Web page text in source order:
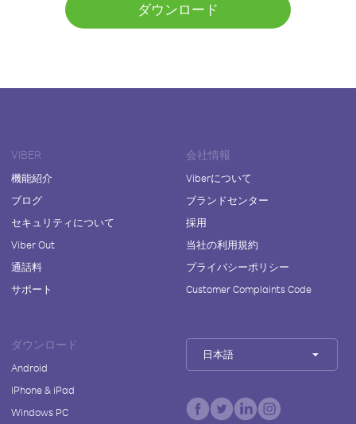
ダウンロード
VIBER
機能紹介
ブログ
セキュリティについて
Viber Out
通話料
サポート
会社情報
Viberについて
ブランドセンター
採用
当社の利用規約
プライバシーポリシー
Customer Complaints Code
ダウンロード
Android
iPhone & iPad
Windows PC
日本語